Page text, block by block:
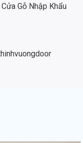
Gỗ Nhập Khẩu